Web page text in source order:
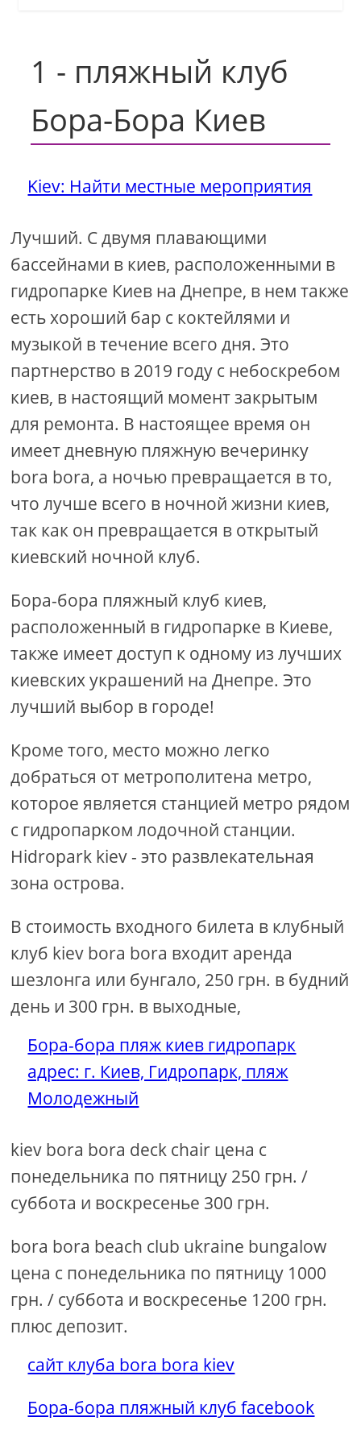
1 - пляжный клуб
Бора-Бора Киев
Kiev: Найти местные мероприятия
Лучший. С двумя плавающими
бассейнами в киев, расположенными в
гидропарке Киев на Днепре, в нем также
есть хороший бар с коктейлями и
музыкой в ​​течение всего дня. Это
партнерство в 2019 году с небоскребом
киев, в настоящий момент закрытым
для ремонта. В настоящее время он
имеет дневную пляжную вечеринку
bora bora, а ночью превращается в то,
что лучше всего в ночной жизни киев,
так как он превращается в открытый
киевский ночной клуб.
Бора-бора пляжный клуб киев,
расположенный в гидропарке в Киеве,
также имеет доступ к одному из лучших
киевских украшений на Днепре. Это
лучший выбор в городе!
Кроме того, место можно легко
добраться от метрополитена метро, ​​
которое является станцией метро рядом
с гидропарком лодочной станции.
Hidropark kiev - это развлекательная
зона острова.
В стоимость входного билета в клубный
клуб kiev bora bora входит аренда
шезлонга или бунгало, 250 грн. в будний
день и 300 грн. в выходные,
Бора-бора пляж киев гидропарк
адрес: г. Киев, Гидропарк, пляж
Молодежный
kiev bora bora deck chair цена с
понедельника по пятницу 250 грн. /
суббота и воскресенье 300 грн.
bora bora beach club ukraine bungalow
цена с понедельника по пятницу 1000
грн. / суббота и воскресенье 1200 грн.
плюс депозит.
сайт клуба bora bora kiev
Бора-бора пляжный клуб facebook